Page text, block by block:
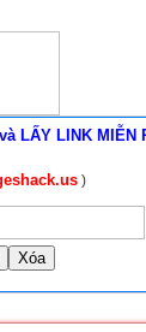
LẤY LINK MIỄN
)
Xóa